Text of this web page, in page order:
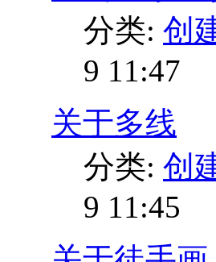
分类: 创
9 11:47
关于多线
分类: 创
9 11:45